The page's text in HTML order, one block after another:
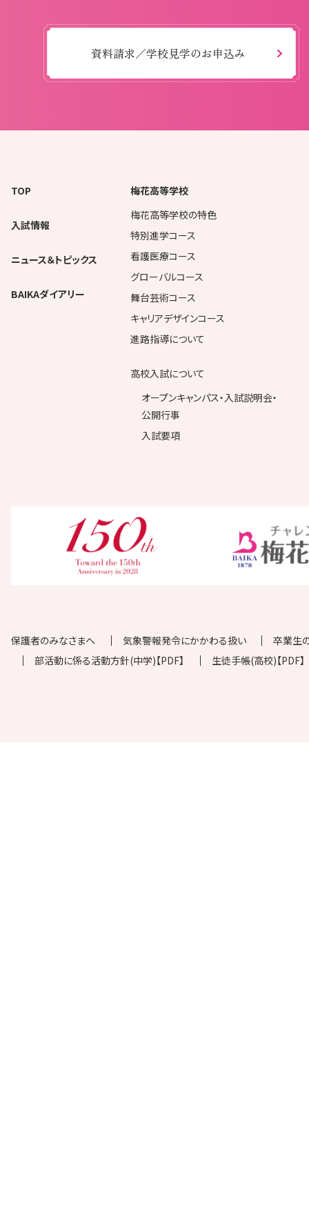
資料請求／学校見学のお申込み
TOP
入試情報
ニュース＆トピックス
BAIKAダイアリー
梅花高等学校
梅花高等学校の特色
特別進学コース
看護医療コース
グローバルコース
舞台芸術コース
キャリアデザインコース
進路指導について
高校入試について
オープンキャンパス・入試説明会・
公開行事
入試要項
保護者のみなさまへ 気象警報発令にかかわる扱い
卒業生
部活動に係る活動方針(中学)【PDF】
生徒手帳(高校)【PDF】